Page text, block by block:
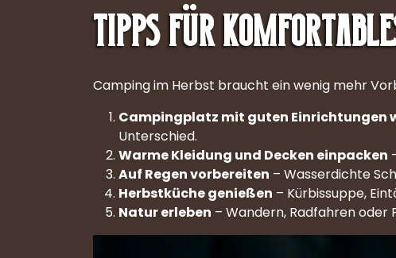
Tipps für
Camping im Herbst braucht ein wenig mehr
Campingplatz mit guten Einrichtungen
Unterschied.
Warme Kleidung und Decken einpacken
Auf Regen vorbereiten – Wasserdichte
Herbstküche genießen – Kürbissuppe,
Natur erleben – Wandern, Radfahren